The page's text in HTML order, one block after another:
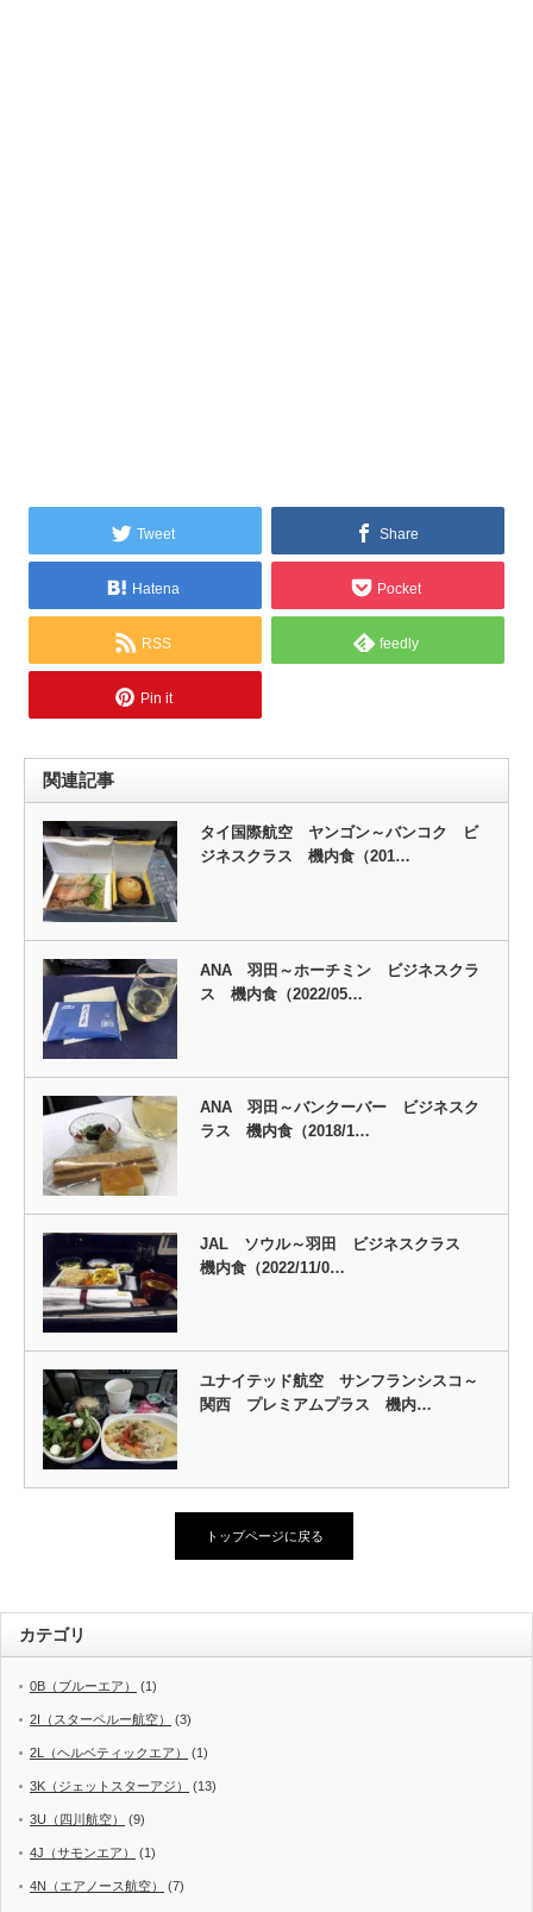
Tweet Share
Hatena Pocket
RSS feedly
Pin it
関連記事
タイ国際航空 ヤンゴン～バンコク ビ
ジネスクラス 機内食（201…
ANA 羽田～ホーチミン ビジネスクラ
ス 機内食（2022/05…
ANA 羽田～バンクーバー ビジネスク
ラス 機内食（2018/1…
JAL ソウル～羽田 ビジネスクラス
機内食（2022/11/0…
ユナイテッド航空 サンフランシスコ～
関西 プレミアムプラス 機内…
トップページに戻る
カテゴリ
0B（ブルーエア） (1)
2I（スターペルー航空） (3)
2L（ヘルベティックエア） (1)
3K（ジェットスターアジ） (13)
3U（四川航空） (9)
4J（サモンエア） (1)
4N（エアノース航空） (7)